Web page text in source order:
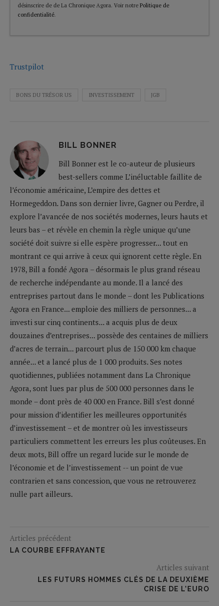
désinscrire de de La Chronique Agora. Voir notre Politique de
confidentialité.
Trustpilot
BONS DU TRÉSOR US INVESTISSEMENT JGB
BILL BONNER
Bill Bonner est le co-auteur de plusieurs
best-sellers comme L’inéluctable faillite de
l’économie américaine, L’empire des dettes et
Hormegeddon. Dans son dernier livre, Gagner ou Perdre, il
explore l’avancée de nos sociétés modernes, leurs hauts et
leurs bas – et révèle en chemin la règle unique qu’une
société doit suivre si elle espère progresser... tout en
montrant ce qui arrive à ceux qui ignorent cette règle. En
1978, Bill a fondé Agora – désormais le plus grand réseau
de recherche indépendante au monde. Il a lancé des
entreprises partout dans le monde – dont les Publications
Agora en France... emploie des milliers de personnes... a
investi sur cinq continents... a acquis plus de deux
douzaines d’entreprises... possède des centaines de milliers
d’acres de terrain... parcourt plus de 150 000 km chaque
année... et a lancé plus de 1 000 produits. Ses notes
quotidiennes, publiées notamment dans La Chronique
Agora, sont lues par plus de 500 000 personnes dans le
monde – dont près de 40 000 en France. Bill s’est donné
pour mission d’identifier les meilleures opportunités
d’investissement – et de montrer où les investisseurs
particuliers commettent les erreurs les plus coûteuses. En
deux mots, Bill offre un regard lucide sur le monde de
l’économie et de l’investissement -- un point de vue
contrarien et sans concession, que vous ne retrouverez
nulle part ailleurs.
Articles précédent
LA COURBE EFFRAYANTE
Articles suivant
LES FUTURS HOMMES CLÉS DE LA DEUXIÈME
CRISE DE L’EURO